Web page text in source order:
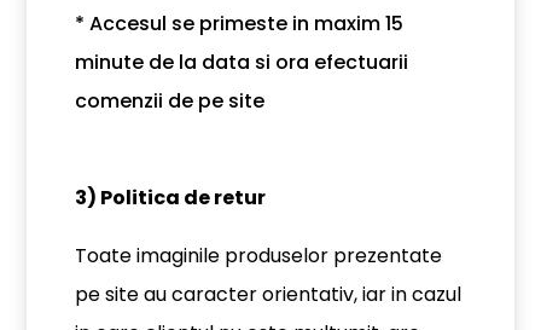
* Accesul se primeste in maxim 15
minute de la data si ora efectuarii
comenzii de pe site
3) Politica de retur
Toate imaginile produselor prezentate
pe site au caracter orientativ, iar in cazul